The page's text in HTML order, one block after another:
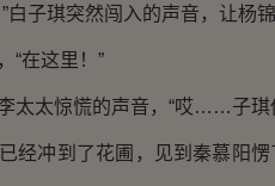
琪突然闯入的声音，让杨锦
在这里！”
太惊慌的声音，“哎……子
冲到了花圃，见到秦慕阳愣